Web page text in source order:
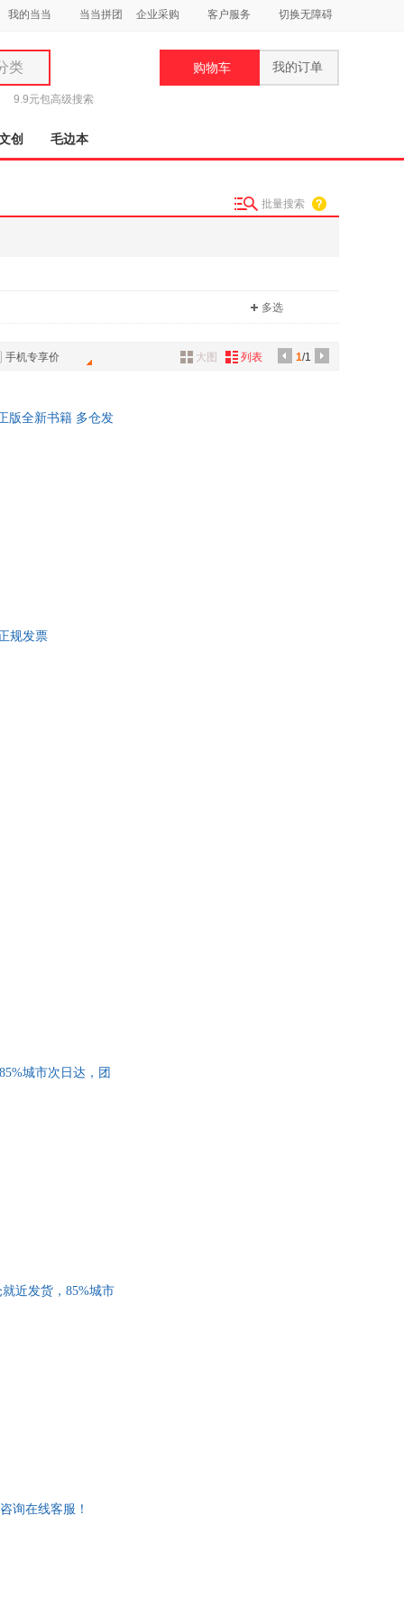
我的当当 当当拼团 企业采购 客户服务 切换无障碍
类
9.9元包高级搜索
购物车 我的订单
创 毛边本
批量搜索
多选
手机专享价 1/1
大图 列表
版全新书籍 多仓发
规发票
城市次日达，团
近发货，85%城市
询在线客服！